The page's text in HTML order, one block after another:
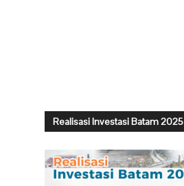
Realisasi Investasi Batam 2025